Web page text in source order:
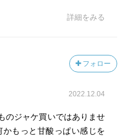
詳細をみる
フォロー
2022.12.04
のジャケ買いではありませ
もっと甘酸っぱい感じを